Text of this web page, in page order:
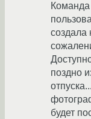
создала
поздно
будет